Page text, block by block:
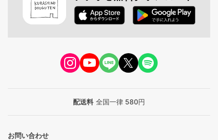
配送料 全国一律 580円
お問い合わせ